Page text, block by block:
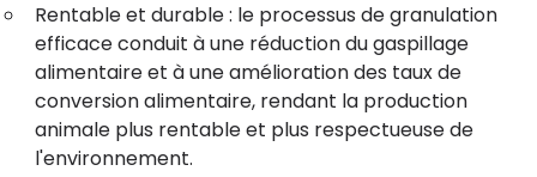
Rentable et durable : le processus de granulation
efficace conduit à une réduction du gaspillage
alimentaire et à une amélioration des taux de
conversion alimentaire, rendant la production
animale plus rentable et plus respectueuse de
l'environnement.